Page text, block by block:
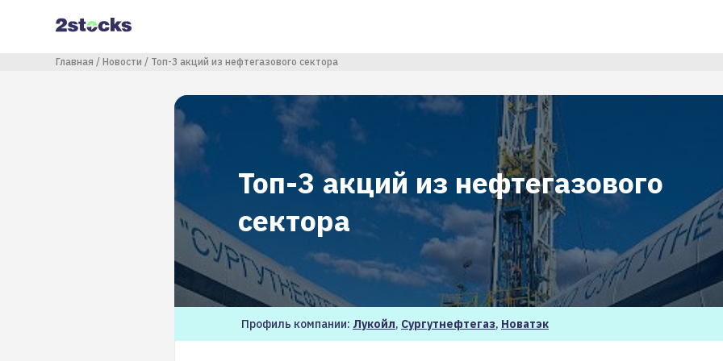
содержанию
Строка навигации
Главная Новости Топ-3 акций из нефтегазового сектора
Топ-3 акций из нефтегазового
сектора
Профиль компании: Лукойл, Сургутнефтегаз, Новатэк